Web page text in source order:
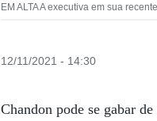
EM ALTA A executiva em sua
12/11/2021 - 14:30
Chandon pode se gabar